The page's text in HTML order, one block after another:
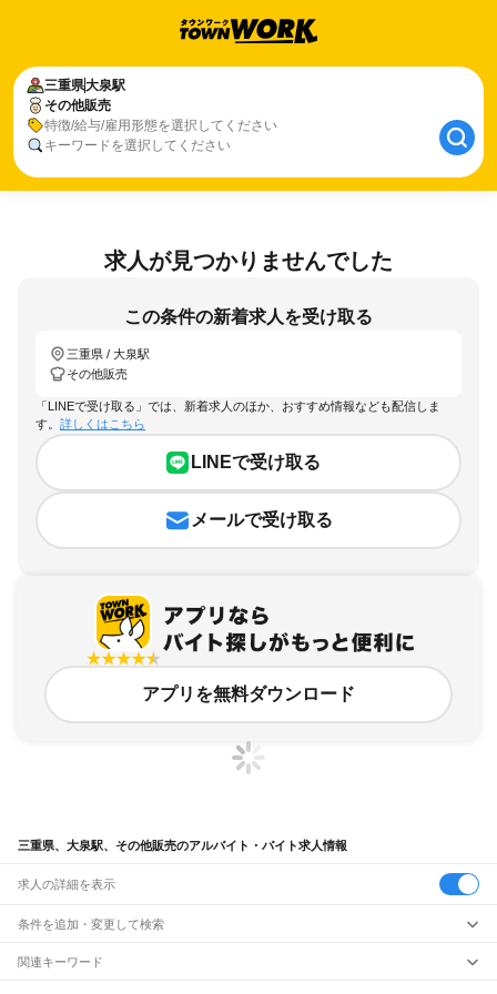
三重県大泉駅
その他販売
特徴/給与/雇用形態を選択してください
キーワードを選択してください
求人が見つかりませんでした
この条件の新着求人を受け取る
三重県 / 大泉駅
その他販売
「LINEで受け取る」では、新着求人のほか、おすすめ情報なども配信しま
す。 詳しくはこちら
LINEで受け取る
メールで受け取る
アプリを無料ダウンロード
三重県、大泉駅、その他販売のアルバイト・バイト求人情報
求人の詳細を表示
条件を追加・変更して検索
市区町村を追加・変更
関連キーワード